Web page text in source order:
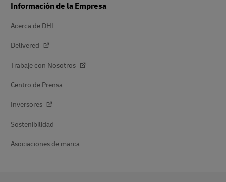
Información de la Empresa
Acerca de DHL
Delivered
Trabaje con Nosotros
Centro de Prensa
Inversores
Sostenibilidad
Asociaciones de marca